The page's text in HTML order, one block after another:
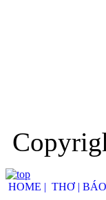
HOME | THƠ |